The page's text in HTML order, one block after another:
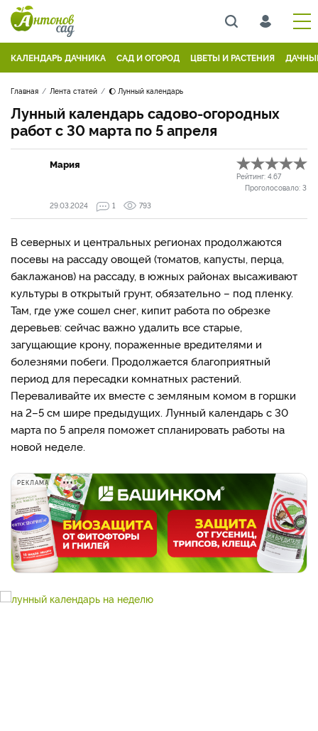
КАЛЕНДАРЬ ДАЧНИКА САД И ОГОРОД ЦВЕТЫ И РАСТЕНИЯ
Главная Лента статей 🌔 Лунный календарь
Лунный календарь садово-огородных
работ с 30 марта по 5 апреля
Мария
Рейтинг: 4.67
Проголосовало: 3
29.03.2024
1 793
В северных и центральных регионах продолжаются
посевы на рассаду овощей (томатов, капусты, перца,
баклажанов) на рассаду, в южных районах высаживают
культуры в открытый грунт, обязательно – под пленку.
Там, где уже сошел снег, кипит работа по обрезке
деревьев: сейчас важно удалить все старые,
загущающие крону, пораженные вредителями и
болезнями побеги. Продолжается благоприятный
период для пересадки комнатных растений.
Переваливайте их вместе с земляным комом в горшки
на 2–5 см шире предыдущих. Лунный календарь с 30
марта по 5 апреля поможет спланировать работы на
новой неделе.
РЕКЛАМА